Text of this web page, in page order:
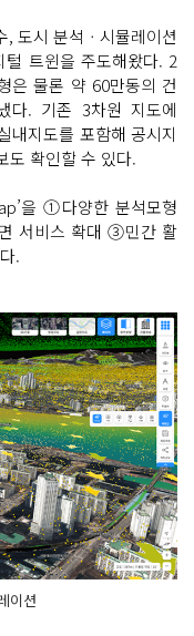
도시 분석ㆍ시뮬레이션
트윈을 주도해왔다. 2
은 물론 약 60만동의 건
다. 기존 3차원 지도에
내지도를 포함해 공시지
도 확인할 수 있다.
을 ①다양한 분석모형
서비스 확대 ③민간 활
.
이션